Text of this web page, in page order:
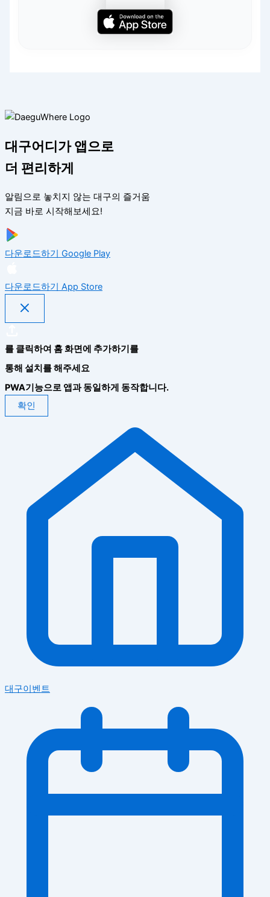
대구어디가 앱으로
더 편리하게
알림으로 놓치지 않는 대구의 즐거움
지금 바로 시작해보세요!
다운로드하기 Google Play
다운로드하기 App Store
를 클릭하여 홈 화면에 추가하기를
통해 설치를 해주세요
PWA기능으로 앱과 동일하게 동작합니다.
확인
대구이벤트